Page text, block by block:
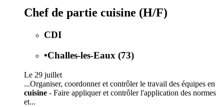
Chef de partie cuisine (H/F)
CDI
•Challes-les-Eaux (73)
Le 29 juillet
...Organiser, coordonner et contrôler le travail des équipes en
cuisine - Faire appliquer et contrôler l'application des normes
et...